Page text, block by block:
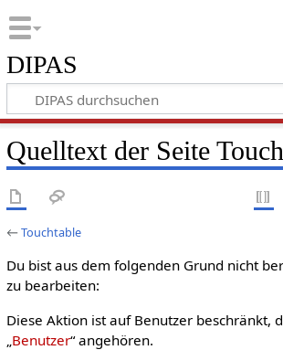
DIPAS
Quelltext der Seite
←Touchtable
Du bist aus dem folgenden Grund nicht
zu bearbeiten:
Diese Aktion ist auf Benutzer beschränkt,
Benutzer“ angehören.